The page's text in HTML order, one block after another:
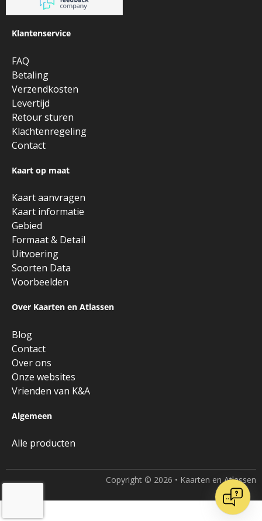
Klantenservice
FAQ
Betaling
Verzendkosten
Levertijd
Retour sturen
Klachtenregeling
Contact
Kaart op maat
Kaart aanvragen
Kaart informatie
Gebied
Formaat & Detail
Uitvoering
Soorten Data
Voorbeelden
Over Kaarten en Atlassen
Blog
Contact
Over ons
Onze websites
Vrienden van K&A
Algemeen
Alle producten
Copyright © 2026 • Kaarten en Atlassen